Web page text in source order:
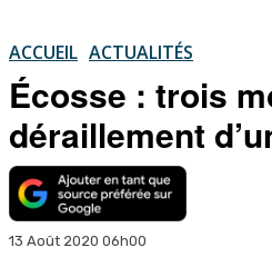
ACCUEIL ACTUALITÉS
Écosse : trois
déraillement
13 Août 2020 06h00